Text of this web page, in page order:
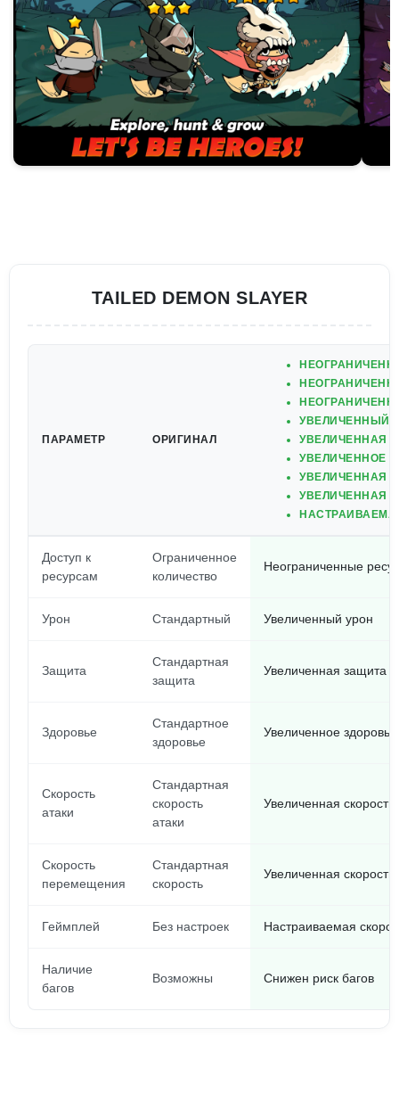
TAILED DEMON SLAYER
ПАРАМЕТР ОРИГИНАЛ
УВЕЛИЧЕННЫЙ
УВЕЛИЧЕННАЯ
УВЕЛИЧЕННОЕ
УВЕЛИЧЕННАЯ
УВЕЛИЧЕННАЯ
Доступ к
ресурсам
Ограниченное
количество
Неограниченные
Урон Стандартный Увеличенный урон
Защита
Стандартная
защита
Увеличенная защита
Здоровье
Стандартное
здоровье
Увеличенное здоровье
Скорость
атаки
Стандартная
скорость
атаки
Увеличенная скорость
Скорость
перемещения
Стандартная
скорость
Увеличенная
Геймплей Без настроек Настраиваемая
Наличие
багов
Возможны Снижен риск багов